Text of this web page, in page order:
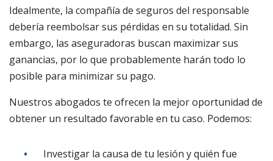
Idealmente, la compañía de seguros del responsable
debería reembolsar sus pérdidas en su totalidad. Sin
embargo, las aseguradoras buscan maximizar sus
ganancias, por lo que probablemente harán todo lo
posible para minimizar su pago.
Nuestros abogados te ofrecen la mejor oportunidad de
obtener un resultado favorable en tu caso. Podemos:
Investigar la causa de tu lesión y quién fue